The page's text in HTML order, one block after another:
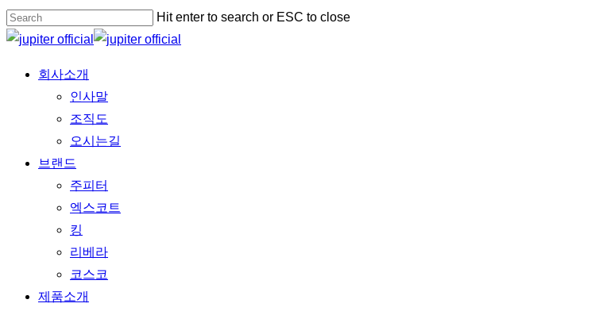
Skip
to
content
Hit enter to search or ESC to close
Close
Menu
회사소개
인사말
조직도
오시는길
브랜드
주피터
엑스코트
킹
리베라
코스코
제품소개